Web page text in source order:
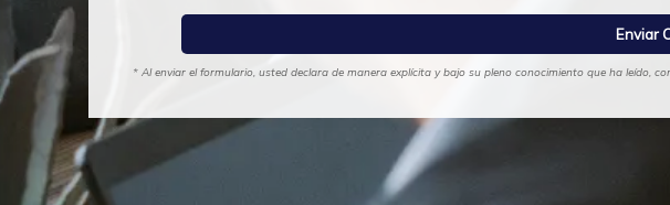
* Al enviar el formulario, usted declara de manera explícita y bajo su pleno conocimiento que ha leído,